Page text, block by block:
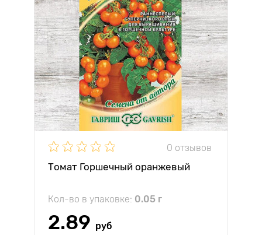
0 отзывов
Томат Горшечный оранжевый
Кол-во в упаковке: 0.05 г
2.89 руб